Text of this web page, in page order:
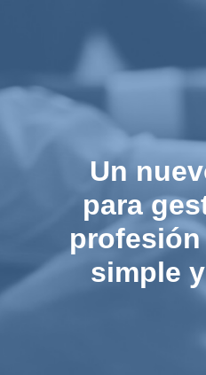
Un
para
simple